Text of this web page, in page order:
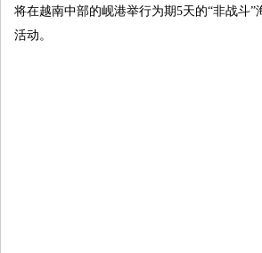
将在越南中部的岘港举行为期5天的“非战斗”
活动。